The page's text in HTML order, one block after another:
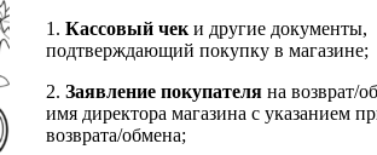
1. Кассовый чеки другие документы,
подтверждающий покупку в магазине;
2. Заявление покупателя на возврат/
имя директора магазина с указанием
возврата/обмена;